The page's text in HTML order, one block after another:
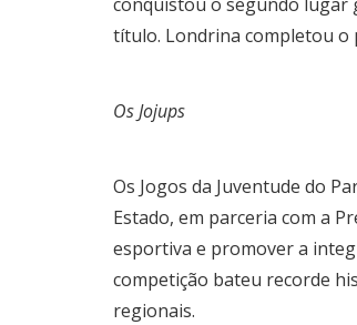
título. Londrina completou o
Os Jojups
Os Jogos da Juventude do
Estado, em parceria com a
esportiva e promover a
competição bateu recorde
regionais.